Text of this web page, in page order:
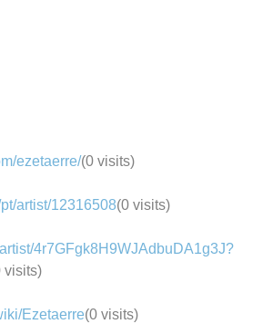
ezetaerre/(0 visits)
artist/12316508(0 visits)
4r7GFgk8H9WJAdbuDA1g3J?
visits)
Ezetaerre(0 visits)